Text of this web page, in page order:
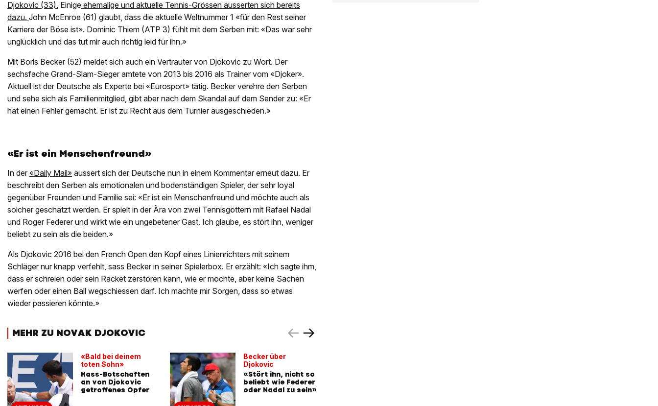
Djokovic (33). Einige ehemalige und aktuelle Tennis-Grössen äusserten sich bereits
dazu. John McEnroe (61) glaubt, dass die aktuelle Weltnummer 1 «für den Rest seiner
Karriere der Böse ist». Dominic Thiem (ATP 3) fühlt mit dem Serben mit: «Das war sehr
unglücklich und das tut mir auch richtig leid für ihn.»
Mit Boris Becker (52) meldet sich auch ein Vertrauter von Djokovic zu Wort. Der
sechsfache Grand-Slam-Sieger amtete von 2013 bis 2016 als Trainer vom «Djoker».
Aktuell ist der Deutsche als Experte bei «Eurosport» tätig. Becker verehre den Serben
und sehe sich als Familienmitglied, gibt aber nach dem Skandal auf dem Sender zu: «Er
hat einen Fehler gemacht. Er ist zu Recht aus dem Turnier ausgeschieden.»
«Er ist ein Menschenfreund»
In der «Daily Mail» äussert sich der Deutsche nun in einem Kommentar erneut dazu. Er
beschreibt den Serben als emotionalen und bodenständigen Spieler, der sehr loyal
gegenüber Freunden und Familie sei: «Er ist ein Menschenfreund und möchte auch als
solcher geschätzt werden. Er spielt in der Ära von zwei Tennisgöttern mit Rafael Nadal
und Roger Federer und wirkt wie ein ungebetener Gast. Ich glaube, es stört ihn, weniger
beliebt zu sein als die beiden.»
Als Djokovic 2016 bei den French Open den Kopf eines Linienrichters mit seinem
Schläger nur knapp verfehlt, sass Becker in seiner Spielerbox. Er erzählt: «Ich sagte ihm,
dass er schreien oder sein Racket zerstören kann, wie er möchte, aber keine Sachen
werfen oder einen Ball wegschiessen darf. Ich machte mir Sorgen, dass so etwas
wieder passieren könnte.»
MEHR ZU NOVAK DJOKOVIC
«Bald bei deinem
toten Sohn»
Hass-Botschaften
an von Djokovic
getroffenes Opfer
Becker über
Djokovic
«Stört ihn, nicht so
beliebt wie Federer
oder Nadal zu sein»